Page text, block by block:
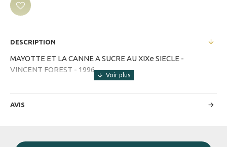
DESCRIPTION
MAYOTTE ET LA CANNE A SUCRE AU XIXe SIECLE -
VINCENT FOREST - 1996
AVIS